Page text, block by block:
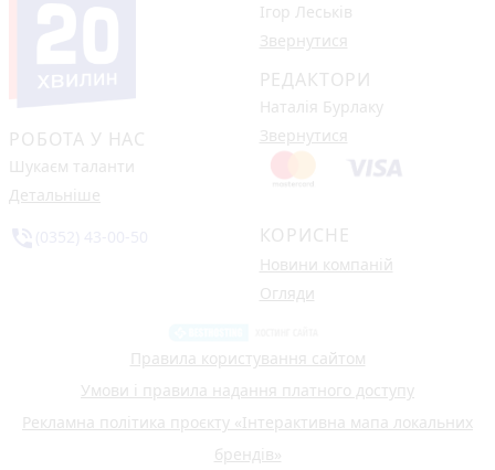
РОБОТА У НАС
Шукаєм таланти
Детальніше
Ігор Леськів
Звернутися
РЕДАКТОРИ
Наталія Бурлаку
Звернутися
КОРИСНЕ
Новини компаній
Огляди
Правила користування сайтом
Умови і правила надання платного доступу
Рекламна політика проєкту «Інтерактивна мапа локальних
брендів»